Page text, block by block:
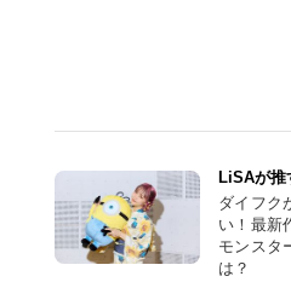
LiSAが推
ダイフク
い！最新
モンスタ
は？